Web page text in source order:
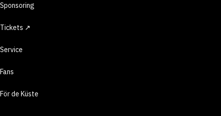
Sponsoring
Tickets ↗
Service
Fans
För de Küste